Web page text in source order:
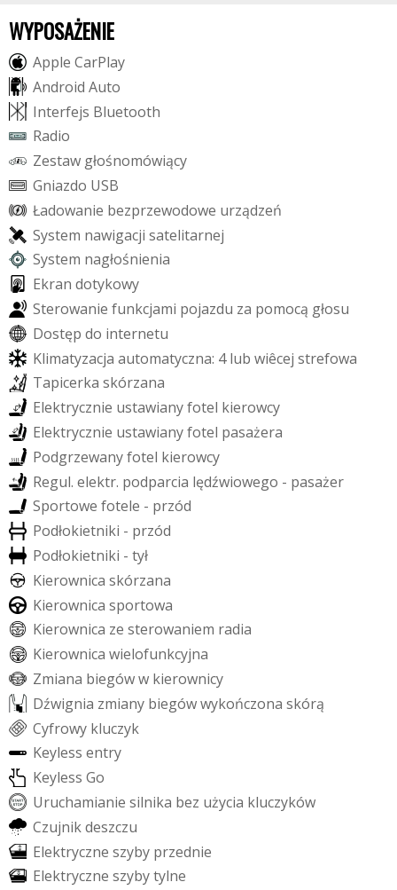
WYPOSAŻENIE
Apple CarPlay
Android Auto
Interfejs Bluetooth
Radio
Zestaw głośnomówiący
Gniazdo USB
Ładowanie bezprzewodowe urządzeń
System nawigacji satelitarnej
System nagłośnienia
Ekran dotykowy
Sterowanie funkcjami pojazdu za pomocą głosu
Dostęp do internetu
Klimatyzacja automatyczna: 4 lub wiêcej strefowa
Tapicerka skórzana
Elektrycznie ustawianyfotel kierowcy
Elektrycznie ustawianyfotel pasażera
Podgrzewanyfotel kierowcy
Regul. elektr. podparcia lędźwiowego - pasażer
Sportowe fotele - przód
Podłokietniki - przód
Podłokietniki - tył
Kierownica skórzana
Kierownica sportowa
Kierownica ze sterowaniem radia
Kierownica wielofunkcyjna
Zmiana biegóww kierownicy
Dźwignia zmiany biegówwykończona skórą
Cyfrowy kluczyk
Keyless entry
Keyless Go
Uruchamianie silnika bez użycia kluczyków
Czujnikdeszczu
Elektryczne szyby przednie
Elektryczne szybytylne